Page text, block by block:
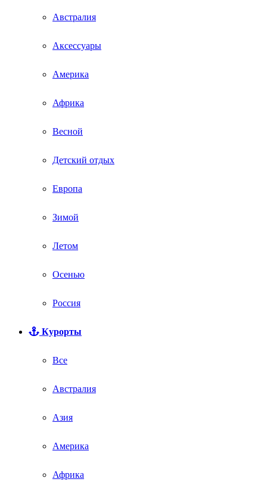
Австралия
Аксессуары
Америка
Африка
Весной
Детский отдых
Европа
Зимой
Летом
Осенью
Россия
Курорты
Все
Австралия
Азия
Америка
Африка